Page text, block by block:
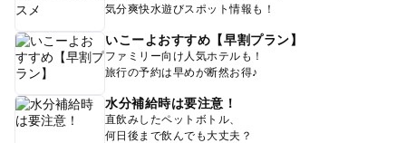
気分爽快水遊びスポット情報も！
いこーよおすすめ【早割プラン】
ファミリー向け人気ホテルも！
旅行の予約は早めが断然お得♪
水分補給時は要注意！
直飲みしたペットボトル、
何日後まで飲んでも大丈夫？